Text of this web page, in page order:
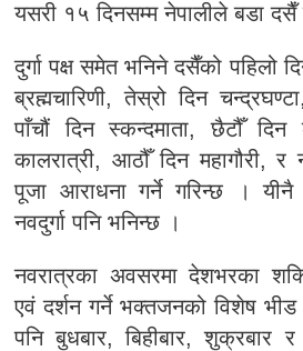
यसरी १५ दिनसम्म नेपालीले बडा दसैँ
दुर्गा पक्ष समेत भनिने दसैँको पहिलो
ब्रह्मचारिणी, तेस्रो दिन
पाँचौं दिन स्कन्दमाता, छैटौँ दिन
कालरात्री, आठौँ दिन महागौरी, र
पूजा आराधना गर्ने गरिन्छ । यीनै
नवदुर्गा पनि भनिन्छ ।
नवरात्रका अवसरमा देशभरका
एवं दर्शन गर्ने भक्तजनको विशेष
पनि बुधबार, बिहीबार, शुक्रबार